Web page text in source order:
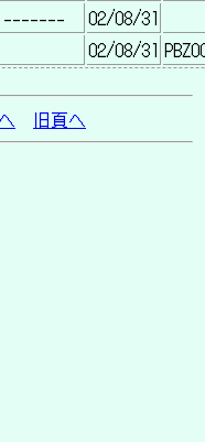
-------
02/08/31
02/08/31
旧頁へ